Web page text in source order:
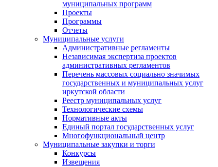
муниципальных программ
Проекты
Программы
Отчеты
Муниципальные услуги
Административные регламенты
Независимая экспертиза проектов
административных регламентов
Перечень массовых социально значимых
государственных и муниципальных услуг
иркутской области
Реестр муниципальных услуг
Технологические схемы
Нормативные акты
Единый портал государственных услуг
Многофункциональный центр
Муниципальные закупки и торги
Конкурсы
Извещения